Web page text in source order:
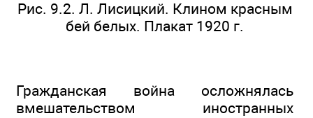
Рис. 9.2. Л. Лисицкий. Клином красным
бей белых. Плакат 1920 г.
Гражданская война осложнялась
вмешательством иностранных